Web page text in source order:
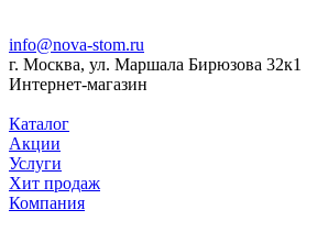
info@nova-stom.ru
г. Москва, ул. Маршала Бирюзова 32к1
Интернет-магазин
Каталог
Акции
Услуги
Хит продаж
Компания